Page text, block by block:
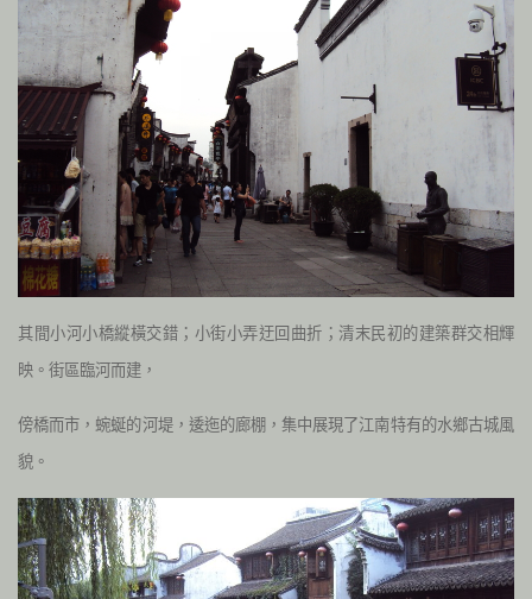
其間小河小橋縱橫交錯；小街小弄迂回曲折；清末民初的建築群交相輝
映。街區臨河而建，
傍橋而市，蜿蜒的河堤，逶迤的廊棚，集中展現了江南特有的水鄉古城風
貌。